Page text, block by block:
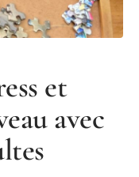
et
avec